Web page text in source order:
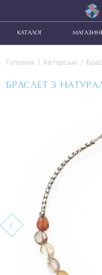
КАТАЛОГ
Головна Авторські
БРАСЛЕТ З